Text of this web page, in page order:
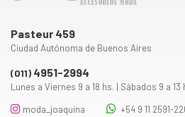
Pasteur 459
Ciudad Autónoma de Buenos Aires
(011) 4951-2994
Lunes a Viernes 9 a 18 hs. | Sábados 9 a 13
moda_joaquina
+54 9 11 2591-